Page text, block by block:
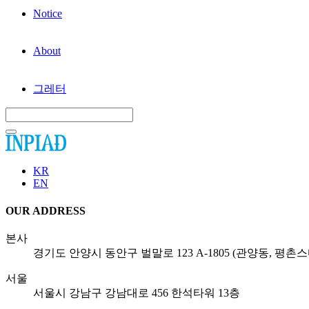
Notice
About
그레터
KR
EN
OUR ADDRESS
본사
경기도 안양시 동안구 벌말로 123 A-1805 (관양동, 평촌
서울
서울시 강남구 강남대로 456 한석타워 13층